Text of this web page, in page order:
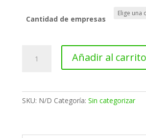
$
Cantidad de empresas
Añadir al carrito
SKU: N/D Categoría: Sin categorizar